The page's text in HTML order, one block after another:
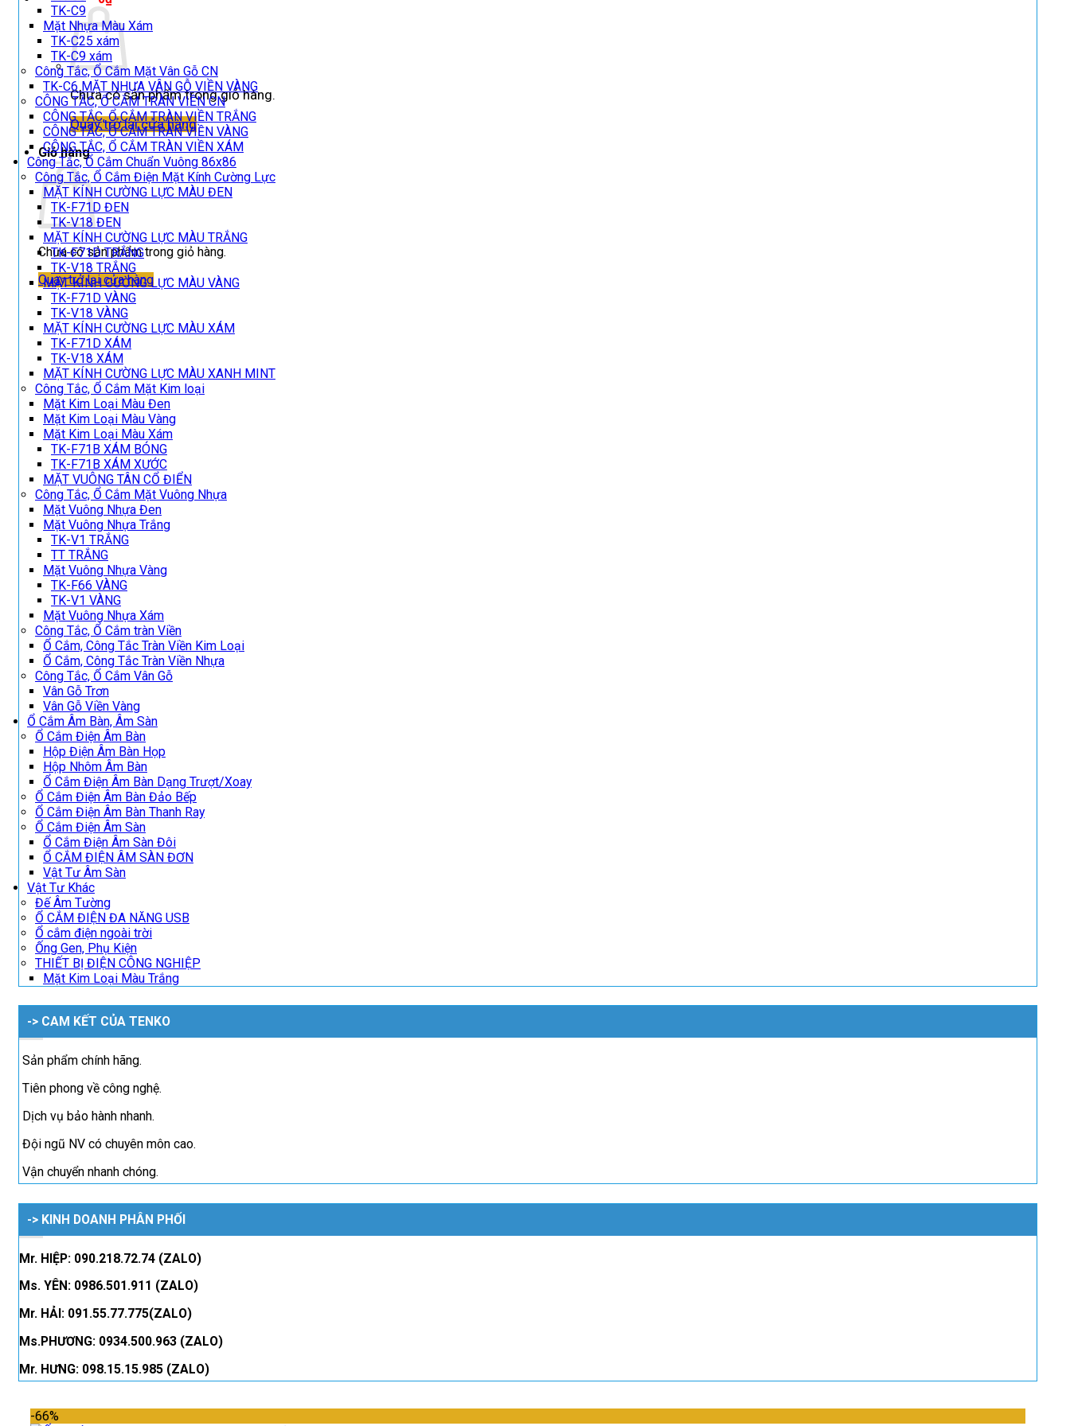
Chưa có sản phẩm trong giỏ hàng.
Quay trở lại cửa hàng
Giỏ hàng
Chưa có sản phẩm trong giỏ hàng.
Quay trở lại cửa hàng
TK-C9
Mặt Nhựa Màu Xám
TK-C25 xám
TK-C9 xám
Công Tắc, Ổ Cắm Mặt Vân Gỗ CN
TK-C6 MẶT NHỰA VÂN GỖ VIỀN VÀNG
CÔNG TẮC, Ổ CẮM TRÀN VIỀN CN
CÔNG TẮC, Ổ CẮM TRÀN VIỀN TRẮNG
CÔNG TẮC, Ổ CẮM TRÀN VIỀN VÀNG
CÔNG TẮC, Ổ CẮM TRÀN VIỀN XÁM
Công Tắc, Ổ Cắm Chuẩn Vuông 86x86
Công Tắc, Ổ Cắm Điện Mặt Kính Cường Lực
MẶT KÍNH CƯỜNG LỰC MÀU ĐEN
TK-F71D ĐEN
TK-V18 ĐEN
MẶT KÍNH CƯỜNG LỰC MÀU TRẮNG
TK-F71D TRẮNG
TK-V18 TRẮNG
MẶT KÍNH CƯỜNG LỰC MÀU VÀNG
TK-F71D VÀNG
TK-V18 VÀNG
MẶT KÍNH CƯỜNG LỰC MÀU XÁM
TK-F71D XÁM
TK-V18 XÁM
MẶT KÍNH CƯỜNG LỰC MÀU XANH MINT
Công Tắc, Ổ Cắm Mặt Kim loại
Mặt Kim Loại Màu Đen
Mặt Kim Loại Màu Vàng
Mặt Kim Loại Màu Xám
TK-F71B XÁM BÓNG
TK-F71B XÁM XƯỚC
MẶT VUÔNG TÂN CỔ ĐIỂN
Công Tắc, Ổ Cắm Mặt Vuông Nhựa
Mặt Vuông Nhựa Đen
Mặt Vuông Nhựa Trắng
TK-V1 TRẮNG
TT TRẮNG
Mặt Vuông Nhựa Vàng
TK-F66 VÀNG
TK-V1 VÀNG
Mặt Vuông Nhựa Xám
Công Tắc, Ổ Cắm tràn Viền
Ổ Cắm, Công Tắc Tràn Viền Kim Loại
Ổ Cắm, Công Tắc Tràn Viền Nhựa
Công Tắc, Ổ Cắm Vân Gỗ
Vân Gỗ Trơn
Vân Gỗ Viền Vàng
Ổ Cắm Âm Bàn, Âm Sàn
Ổ Cắm Điện Âm Bàn
Hộp Điện Âm Bàn Họp
Hộp Nhôm Âm Bàn
Ổ Cắm Điện Âm Bàn Dạng Trượt/Xoay
Ổ Cắm Điện Âm Bàn Đảo Bếp
Ổ Cắm Điện Âm Bàn Thanh Ray
Ổ Cắm Điện Âm Sàn
Ổ Cắm Điện Âm Sàn Đôi
Ổ CẮM ĐIỆN ÂM SÀN ĐƠN
Vật Tư Âm Sàn
Vật Tư Khác
Đế Âm Tường
Ổ CẮM ĐIỆN ĐA NĂNG USB
Ổ cắm điện ngoài trời
Ống Gen, Phụ Kiện
THIẾT BỊ ĐIỆN CÔNG NGHIỆP
Mặt Kim Loại Màu Trắng
-> CAM KẾT CỦA TENKO
Sản phẩm chính hãng.
Tiên phong về công nghệ.
Dịch vụ bảo hành nhanh.
Đội ngũ NV có chuyên môn cao.
Vận chuyển nhanh chóng.
-> KINH DOANH PHÂN PHỐI
Mr. HIỆP: 090.218.72.74 (ZALO)
Ms. YÊN: 0986.501.911 (ZALO)
Mr. HẢI: 091.55.77.775(ZALO)
Ms.PHƯƠNG: 0934.500.963 (ZALO)
Mr. HƯNG: 098.15.15.985 (ZALO)
-66%